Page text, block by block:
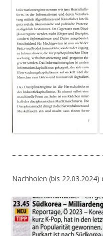
– – – – – – – – – – – – – – –
Nachholen (bis 22.03.2024)